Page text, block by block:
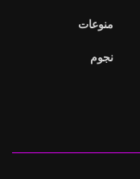
منوعات
نجوم